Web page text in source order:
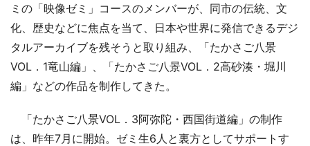
ミの「映像ゼミ」コースのメンバーが、同市の伝統、文
化、歴史などに焦点を当て、日本や世界に発信できるデジ
タルアーカイブを残そうと取り組み、「たかさご八景
VOL．1竜山編」、「たかさご八景VOL．2高砂湊・堀川
編」などの作品を制作してきた。
「たかさご八景VOL．3阿弥陀・西国街道編」の制作
は、昨年7月に開始。ゼミ生6人と裏方としてサポートす